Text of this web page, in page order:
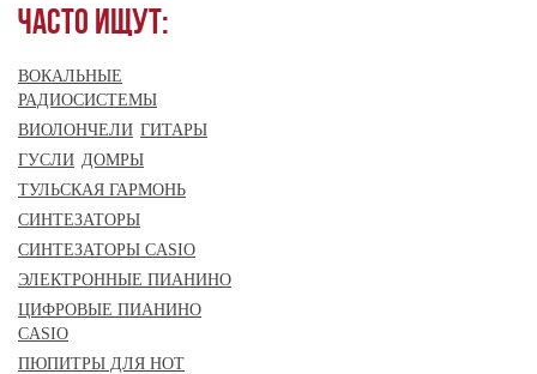
Часто ищут:
ВОКАЛЬНЫЕ
РАДИОСИСТЕМЫ
ВИОЛОНЧЕЛИ ГИТАРЫ
ГУСЛИ ДОМРЫ
ТУЛЬСКАЯ ГАРМОНЬ
СИНТЕЗАТОРЫ
СИНТЕЗАТОРЫ CASIO
ЭЛЕКТРОННЫЕ ПИАНИНО
ЦИФРОВЫЕ ПИАНИНО
CASIO
ПЮПИТРЫ ДЛЯ НОТ